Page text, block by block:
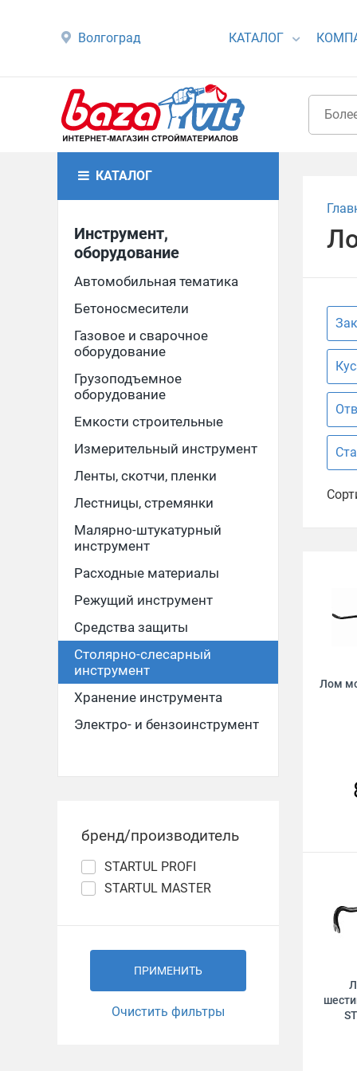
Волгоград КАТАЛОГ
КАТАЛОГ
Инструмент,
оборудование
Автомобильная тематика
Бетоносмесители
Газовое и сварочное
оборудование
Грузоподъемное
оборудование
Емкости строительные
Измерительный инструмент
Ленты, скотчи, пленки
Лестницы, стремянки
Малярно-штукатурный
инструмент
Расходные материалы
Режущий инструмент
Средства защиты
Столярно-слесарный
инструмент
Хранение инструмента
Электро- и бензоинструмент
бренд/производитель
STARTUL PROFI
STARTUL MASTER
ПРИМЕНИТЬ
Очистить фильтры
Лом